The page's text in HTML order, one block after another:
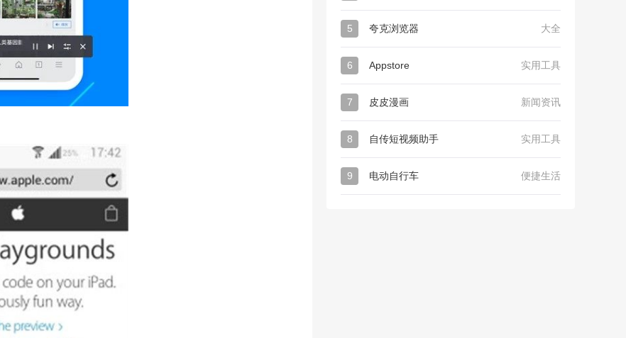
5 夸克浏览器 大全
6 Appstore 实用工具
7 皮皮漫画 新闻资讯
8 自传短视频助手 实用工具
9 电动自行车 便捷生活